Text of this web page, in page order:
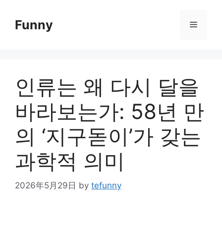
contentFunny Menu
인류는 왜 다시 달을
바라보는가: 58년 만
의 ‘지구돋이’가 갖는
과학적 의미
2026年5月29日 by tefunny